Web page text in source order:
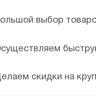
выбор
скидки на